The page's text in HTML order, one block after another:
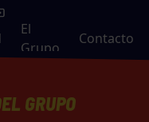
El
Grupo
Contacto
GRUPO